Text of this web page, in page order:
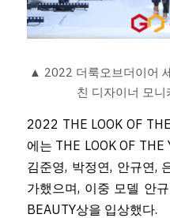
▲ 2022 더룩오브더이어
친 디자이너 모
2022 THE LOOK OF
에는 THE LOOK OF THE
김준영, 박정연, 안규연,
가했으며, 이중 모델 안
BEAUTY상을 입상했다.